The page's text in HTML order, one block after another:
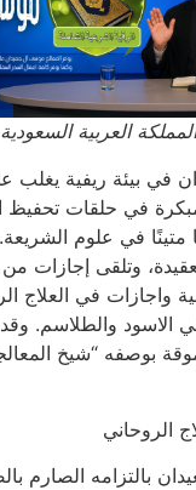
العربية السعودية
في بيئة ريفية يغلب
في حلقات
في علوم
وتلقى إجازات
واجازات في العلاج
الاسود والطلاسم.
بوصفه “شيخ
الروحاني
بالتزامه الصارم